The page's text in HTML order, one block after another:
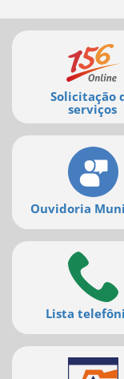
Ir
listagem
notícias
[]
Ir
conteúdo
página
[]
para
Mais
serviços
Solicitação
serviços
Ouvidoria
Lista